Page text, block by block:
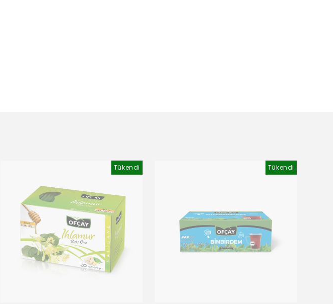
Tükendi Tükendi